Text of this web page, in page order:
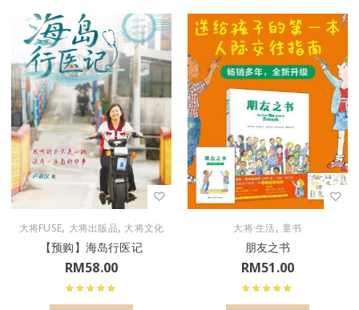
大将FUSE, 大将出版品, 大将文化
【预购】海岛行医记
RM58.00
大将·生活,童书
朋友之书
RM51.00